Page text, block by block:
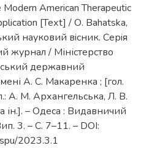
American Therapeutic
[Техt] / О. Bahatska,
науковий вiсник. Серiя
журнал / Міністерство
державний
А. С. Макаренка ; [гол.
А. М. Архангельська, Л. В.
ін.]. – Одеса : Видавничий
3. – С. 7–11. – DOI:
2023.3.1